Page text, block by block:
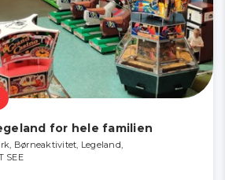
for hele familien
Børneaktivitet, Legeland,
SEE